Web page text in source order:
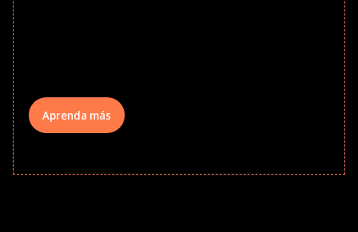
Aprenda más